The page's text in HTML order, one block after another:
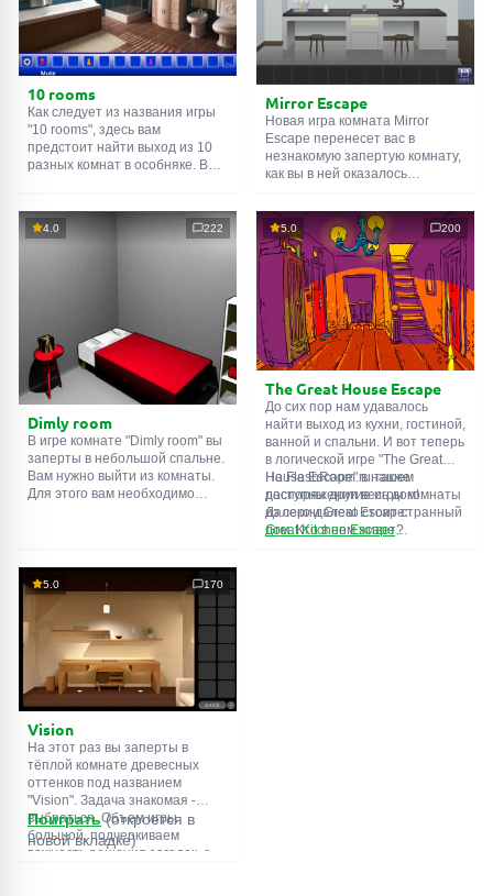
10 rooms
Как следует из названия игры
"10 rooms", здесь вам
предстоит найти выход из 10
разных комнат в особняке. В
их, чтобы выйти. Выход из
одной комнаты является
Mirror Escape
Новая игра комната Mirror
Escape перенесет вас в
незнакомую запертую комнату,
как вы в ней оказалось
смекалки попробуйте решить
все, приготовленные авторами
для вас, головоломки и найти
выход на свободу.
Внимательно осмотрите
помещение, возможно вы
сможете найти какие-нибудь
подсказки. Желаем удачи!
4.0 222
Dimly room
В игре комнате "Dimly room" вы
заперты в небольшой спальне.
Вам нужно выйти из комнаты.
Для этого вам необходимо
5.0 200
The Great House Escape
До сих пор нам удавалось
найти выход из кухни, гостиной,
ванной и спальни. И вот теперь
в логической игре "The Great
House Escape" в нашем
распоряжении весь дом!
Далеко-далеко стоит странный
дом. Кто в нем живет?
На FlashRoom.ru также
доступны другие игры комнаты
из серии Great Escape:
Great Kitchen Escape
5.0 170
Vision
На этот раз вы заперты в
тёплой комнате древесных
оттенков под названием
"Vision". Задача знакомая -
выбраться. Объем игры
большой, подчеркиваем
важность решения загадок, а
Поиграть(откроется в
новой вкладке)